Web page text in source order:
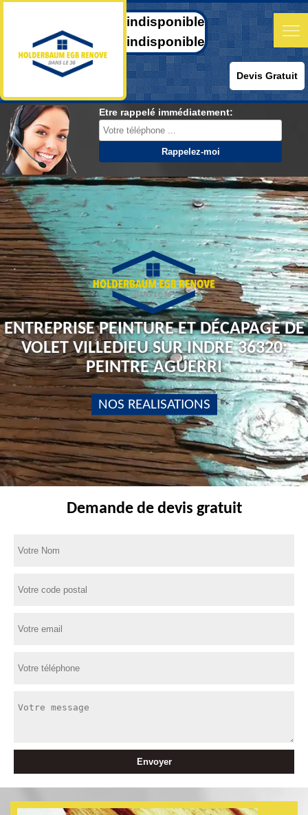
indisponible
indisponible
Devis Gratuit
Etre rappelé immédiatement:
ENTREPRISE PEINTURE ET DÉCAPAGE DE
VOLET VILLEDIEU SUR INDRE 36320:
PEINTRE AGUERRI
NOS REALISATIONS
Demande de devis gratuit